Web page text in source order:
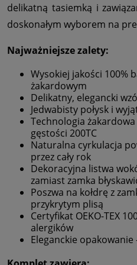
delikatną tasiemką i
doskonałym wyborem na
Najważniejsze zalety:
Wysokiej jakości 100%
żakardowym
Delikatny, elegancki
Jedwabisty połysk i
Technologia
gęstości 200TC
Naturalna cyrkulacja
przez cały rok
Dekoracyjna listwa
zamiast zamka
Poszwa na kołdrę z
przykrytym plisą
Certyfikat OEKO-TEX
alergików
Eleganckie